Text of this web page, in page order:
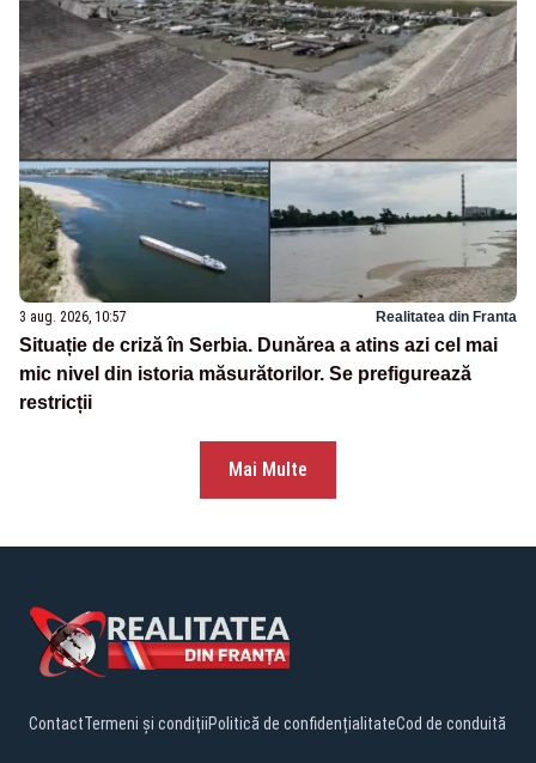
3 aug. 2026, 10:57 Realitatea din Franta
Situație de criză în Serbia. Dunărea a atins azi cel mai
mic nivel din istoria măsurătorilor. Se prefigurează
restricții
Mai Multe
ContactTermeni și condițiiPolitică de confidențialitateCod de conduită